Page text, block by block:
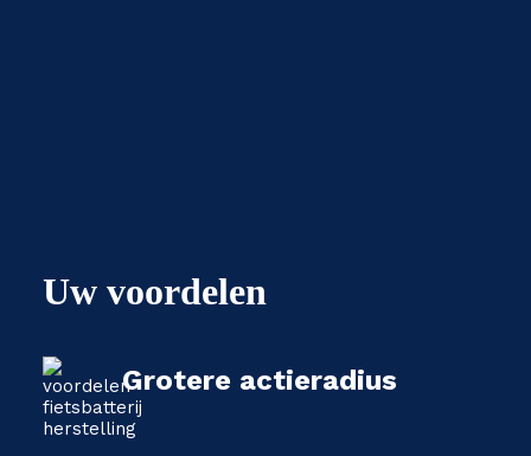
Uw voordelen
Grotere actieradius